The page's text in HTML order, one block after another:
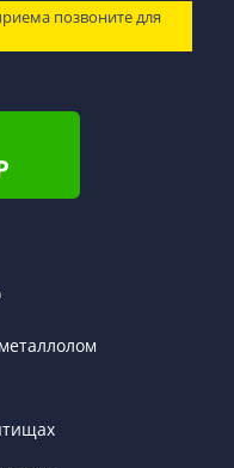
позвоните для